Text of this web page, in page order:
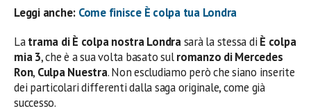
Leggi anche: Come finisce È colpa tua Londra
Latrama di È colpa nostra Londrasarà la stessa di È colpa
mia 3, che è a sua volta basato sulromanzo di Mercedes
Ron, Culpa Nuestra. Non escludiamo però che siano inserite
dei particolari differenti dalla saga originale, come già
successo.